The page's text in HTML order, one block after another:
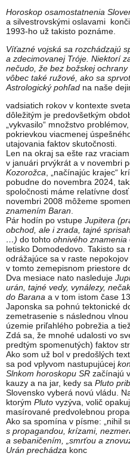
Horoskop osamostatnenia
a silvestrovskými oslavami
1993-ho už takisto poznáme.
Víťazné vojská sa rozchádzajú
a zdecimovanej Tróje. Niektorí
nečudo, že bez božskej
vôbec také ružové, ako sa
Astrologický pohľad na naše
vadsiatich rokov v kontexte
dôležitým je predovšetkým
„vykvasilo“ množstvo
pokrievkou viacmenej
utajovania faktov skutočnosti.
Len na okraj sa ešte raz
v januári prvýkrát a v novembri
Kozorožca , „načínajúc krajec“
pobudne do novembra 2024,
spoločnosti máme relatívne
novembri 2008 môžeme
znamením Baran
Pár hodín po vstupe Jupitera
obchod, ale i zrada, tajné
…) do tohto ohnivého znamenia
letisko Domodedovo. Takisto sa
odrážajúce sa v raste
v tomto zemepisnom priestore
Dva mesiace nato nasleduje
urán, tajné vedy, vynálezy,
do Barana a v tom istom čase
Japonska sa pohnú tektonické
zemetrasenie s následnou
územie priľahlého pobrežia a
Zdá sa, že mnohé udalosti vo
predtým spomenutých) faktov
Ako som už bol v predošlých
sa pod vplyvom nastupujúcej
Slnkom horoskopu SR začínajú
kauzy a na jar, kedy sa Pluto
Slovensko vyberá novú vládu.
ktorým Pluto vyzýva, volič
masírované predvolebnou
Ako sa spomína v písme: „nihil
s propagandou, krízami,
a sebaničením, „smrťou a
Urán prechádza konc